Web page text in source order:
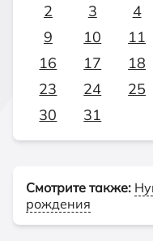
2
3 4
9
10 11
16
17 18
23
24 25
30
31
Смотрите также:
рождения